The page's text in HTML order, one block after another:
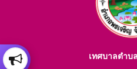
เทศบาลตำบ